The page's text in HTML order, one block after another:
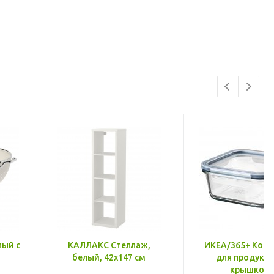
с
КАЛЛАКС Стеллаж,
белый, 42x147 см
ИКЕА/365+
для
крышкой,